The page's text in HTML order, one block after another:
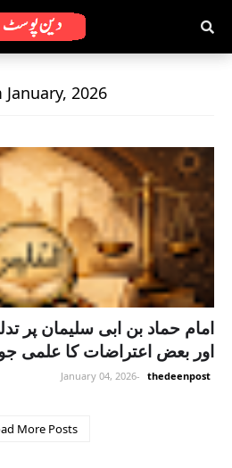
2026
امام حماد بن ابی سلیمان پر
اور بعض اعتراضات کا علمی
thedeenpost
-
January 04, 2026
More Posts